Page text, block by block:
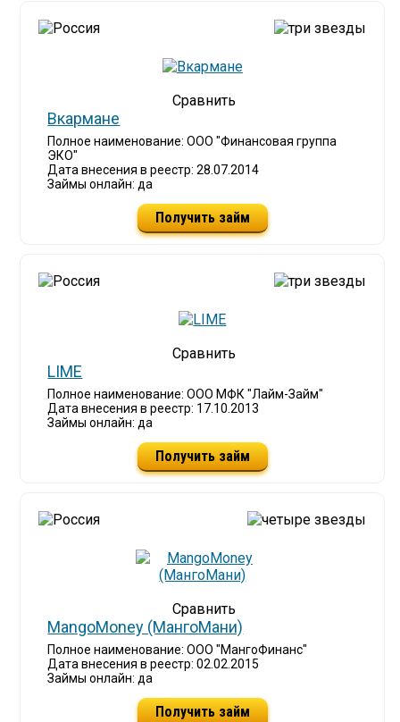
Вкармане
Полное наименование: ООО "Финансовая группа
ЭКО"
Дата внесения в реестр: 28.07.2014
Займы онлайн: да
Получить займ
LIME
Полное наименование: ООО МФК "Лайм-Займ"
Дата внесения в реестр: 17.10.2013
Займы онлайн: да
Получить займ
MangoMoney (МангоМани)
Полное наименование: ООО "МангоФинанс"
Дата внесения в реестр: 02.02.2015
Займы онлайн: да
Получить займ